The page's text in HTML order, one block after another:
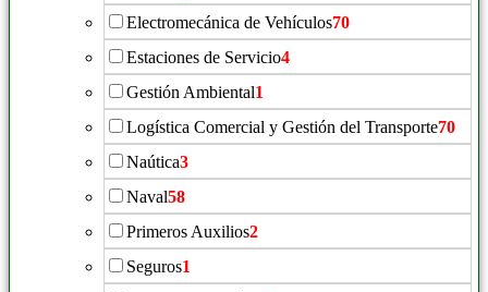
Electromecánica de Vehículos70
Estaciones de Servicio4
Gestión Ambiental1
Logística Comercial y Gestión del Transporte70
Naútica3
Naval58
Primeros Auxilios2
Seguros1